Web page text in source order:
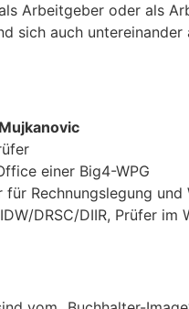
Arbeitgeber oder als
sich auch
einer Big4-WPG
Rechnungslegung
DRSC/DIIR, Prüfer im